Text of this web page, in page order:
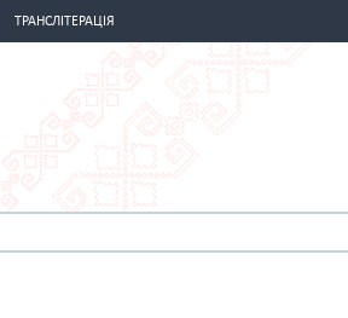
ТРАНСЛІТЕРАЦІЯ